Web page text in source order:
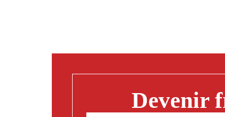
Devenir